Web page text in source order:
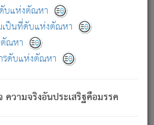
บแห่งตัณหา
เป็นที่ดับแห่งตัณหา
ณหา
รดับแห่งตัณหา
วามจริงอันประเสริฐคือมรรค
ทานที่ทรงเปล่งออก ที่โคนต้นโพธิ์
7 วัน)